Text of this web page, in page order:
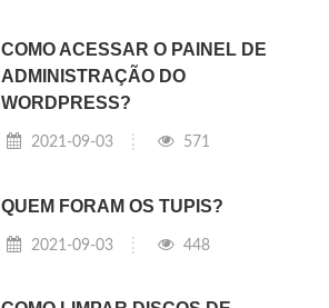
COMO ACESSAR O PAINEL DE
ADMINISTRAÇÃO DO
WORDPRESS?
2021-09-03 571
QUEM FORAM OS TUPIS?
2021-09-03 448